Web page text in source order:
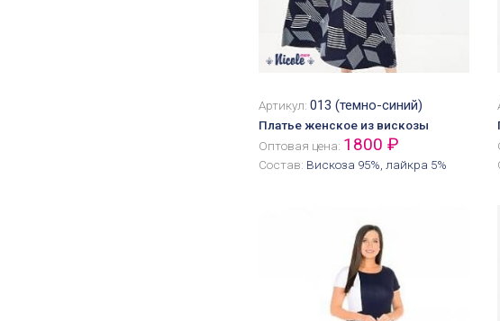
Артикул: 013 (темно-синий)
Платье женское из вискозы
Оптовая цена: 1800 ₽
Состав: Вискоза 95%, лайкра 5%